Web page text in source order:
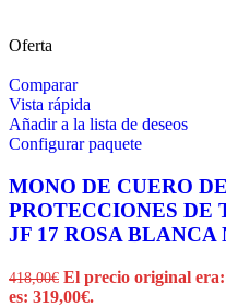
Oferta
Comparar
Vista rápida
Añadir a la lista de deseos
Configurar paquete
MONO DE CUERO
PROTECCIONES DE
JF 17 ROSA BLANCA
418,00€ El precio original era:
es: 319,00€.